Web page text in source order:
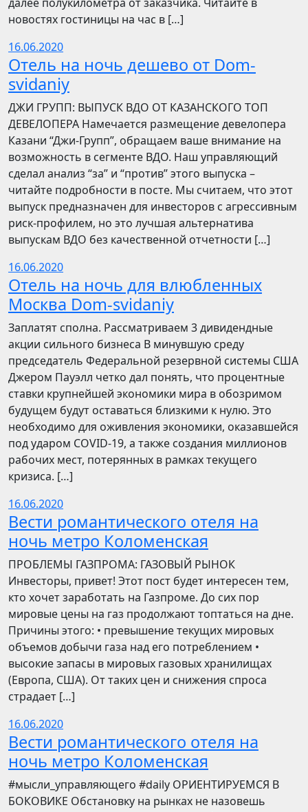
новостях гостиницы на час в […]
16.06.2020
Отель на ночь дешево от Dom-
svidaniy
​​ДЖИ ГРУПП: ВЫПУСК ВДО ОТ КАЗАНСКОГО ТОП
ДЕВЕЛОПЕРА Намечается размещение девелопера
Казани “Джи-Групп”, обращаем ваше внимание на
возможность в сегменте ВДО. Наш управляющий
сделал анализ “за” и “против” этого выпуска –
читайте подробности в посте. Мы считаем, что этот
выпуск предназначен для инвесторов с агрессивным
риск-профилем, но это лучшая альтернатива
выпускам ВДО без качественной отчетности […]
16.06.2020
Отель на ночь для влюбленных
Москва Dom-svidaniy
Заплатят сполна. Рассматриваем 3 дивидендные
акции сильного бизнеса В минувшую среду
председатель Федеральной резервной системы США
Джером Пауэлл четко дал понять, что процентные
ставки крупнейшей экономики мира в обозримом
будущем будут оставаться близкими к нулю. Это
необходимо для оживления экономики, оказавшейся
под ударом COVID-19, а также создания миллионов
рабочих мест, потерянных в рамках текущего
кризиса. […]
16.06.2020
Вести романтического отеля на
ночь метро Коломенская
ПРОБЛЕМЫ ГАЗПРОМА: ГАЗОВЫЙ РЫНОК
Инвесторы, привет! Этот пост будет интересен тем,
кто хочет заработать на Газпроме. До сих пор
мировые цены на газ продолжают топтаться на дне.
Причины этого: • превышение текущих мировых
объемов добычи газа над его потреблением •
высокие запасы в мировых газовых хранилищах
(Европа, США). От таких цен и снижения спроса
страдает […]
16.06.2020
Вести романтического отеля на
ночь метро Коломенская
​​#мысли_управляющего #daily ОРИЕНТИРУЕМСЯ В
БОКОВИКЕ Обстановку на рынках не назовешь